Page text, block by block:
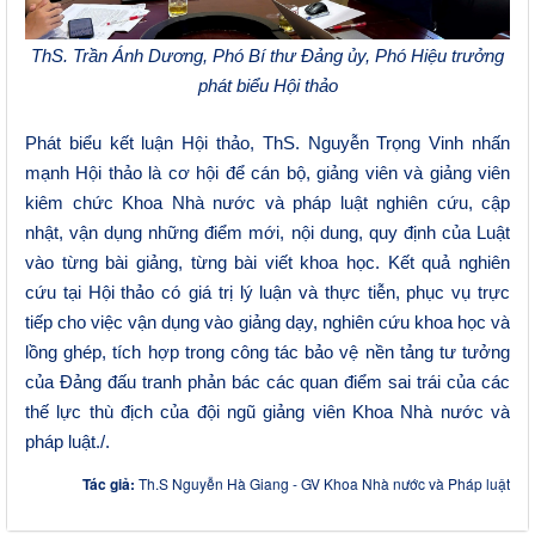
ThS. Trần Ánh Dương, Phó Bí thư Đảng ủy, Phó Hiệu trưởng
phát biểu Hội thảo
Phát biểu kết luận Hội thảo, ThS. Nguyễn Trọng Vinh nhấn
mạnh Hội thảo là cơ hội để cán bộ, giảng viên và giảng viên
kiêm chức Khoa Nhà nước và pháp luật nghiên cứu, cập
nhật, vận dụng những điểm mới, nội dung, quy định của Luật
vào từng bài giảng, từng bài viết khoa học.
Kết quả nghiên
cứu tại Hội thảo có giá trị lý luận và thực tiễn, phục vụ trực
tiếp cho việcvận dụng vào giảng dạy, nghiên cứu khoa học và
lồng ghép, tích hợp trongcông tác bảo vệ nền tảng tư tưởng
của Đảng đấu tranh phản bác các quan điểm sai trái của các
thế lực thù địch của đội ngũ giảng viên Khoa Nhà nước và
pháp luật./.
Tác giả: Th.S Nguyễn Hà Giang - GV Khoa Nhà nước và Pháp luật